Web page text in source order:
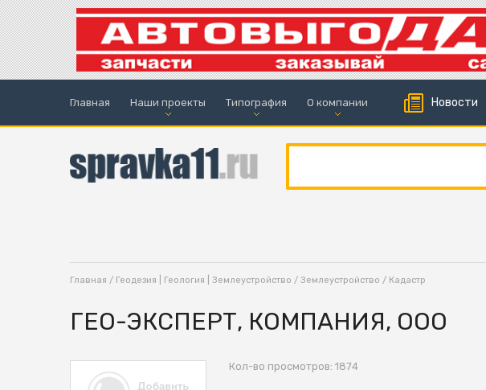
Главная Наши проекты Типография О компании Новости
Главная / Геодезия | Геология | Землеустройство / Землеустройство / Кадастр
ГЕО-ЭКСПЕРТ, КОМПАНИЯ, ООО
Кол-во просмотров: 1874